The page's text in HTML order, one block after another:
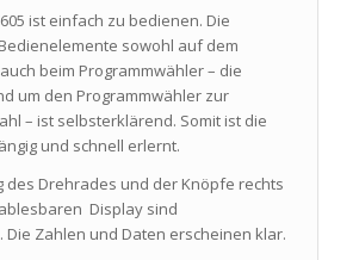
ist einfach zu bedienen. Die
sowohl auf dem
beim Programmwähler – die
um den Programmwähler zur
– ist selbsterklärend. Somit ist die
und schnell erlernt.
des Drehrades und der Knöpfe rechts
Display sind
Zahlen und Daten erscheinen klar.